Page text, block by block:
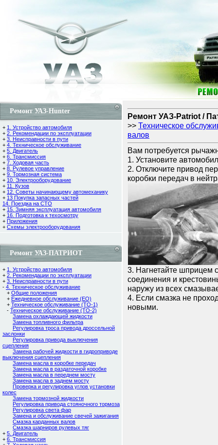
Ремонт УАЗ-Hunter
+ 1. Устройство автомобиля
+ 2. Рекомендации по эксплуатации
+ 3. Неисправности в пути
+ 4. Техническое обслуживание
+ 5. Двигатель
+ 6. Трансмиссия
+ 7. Ходовая часть
+ 8. Рулевое управление
+ 9. Тормозная система
+ 10. Электрооборудование
+ 11. Кузов
+ 12. Советы начинающему автомеханику
+ 13 Покупка запасных частей
14. Поездка на СТО
+ 15. Зимняя эксплуатация автомобиля
+ 16. Подготовка к техосмотру
+ Приложения
+ Схемы электрооборудования
Ремонт УАЗ-ПАТРИОТ
+ 1. Устройство автомобиля
+ 2. Рекомендации по эксплуатации
+ 3. Неисправности в пути
- 4. Техническое обслуживание
+ Общие положения
+ Ежедневное обслуживание (ЕО)
+ Техническое обслуживание (ТО-1)
- Техническое обслуживание (ТО-2)
Замена охлаждающей жидкости
Замена топливного фильтра
Регулировка троса привода дроссельной
заслонки
Регулировка привода выключения
сцепления
Замена рабочей жидкости в гидроприводе
выключения сцепления
Замена масла в коробке передач
Замена масла в раздаточной коробке
Замена масла в переднем мосту
Замена масла в заднем мосту
Проверка и регулировка углов установки
колес
Замена тормозной жидкости
Регулировка привода стояночного тормоза
Регулировка света фар
Замена и обслуживание свечей зажигания
Смазка карданных валов
Смазка шарниров рулевых тяг
+ 5. Двигатель
+ 6. Трансмиссия
Ремонт УАЗ-Patriot /
>> Техническое
валов
Вам потребуется
1. Установите
2. Отключите привод
коробки передач в
3. Нагнетайте шприцем
соединения и
наружу из всех
4. Если смазка не
новыми.